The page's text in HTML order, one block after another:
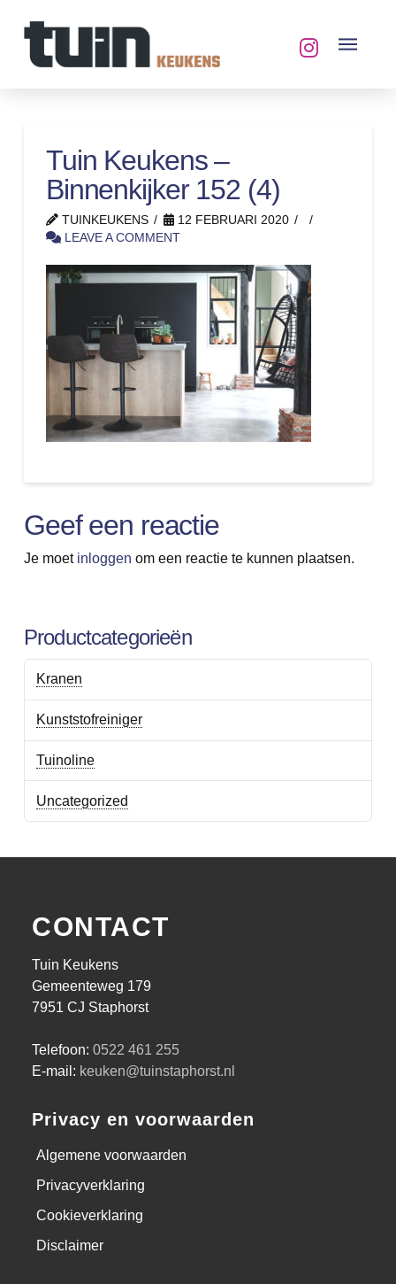
Tuin Keukens –
Binnenkijker 152 (4)
TUINKEUKENS
12 FEBRUARI 2020
LEAVE A COMMENT
Geef een reactie
Je moet inloggen om een reactie te kunnen plaatsen.
Productcategorieën
Kranen
Kunststofreiniger
Tuinoline
Uncategorized
CONTACT
Tuin Keukens
Gemeenteweg 179
7951 CJ Staphorst
Telefoon: 0522 461 255
E-mail: keuken@tuinstaphorst.nl
Privacy en voorwaarden
Algemene voorwaarden
Privacyverklaring
Cookieverklaring
Disclaimer